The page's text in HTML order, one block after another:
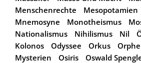
Menschenrechte
Mesopotamien
Mnemosyne
Monotheismus
Nationalismus
Nihilismus Nil
Kolonos
Odyssee Orkus
Mysterien
Osiris Oswald